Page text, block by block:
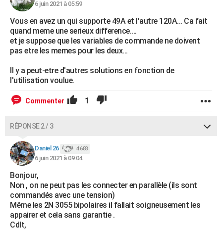
Dictionnaire
Biographies
Citations
Expressions
Proverbes
COPAINS D'AVANT
S'inscrire
Se connecter
Lycées
Collèges
Primaires
Universités
Entreprises
Service militaire
Avis de recherche
AVIS DE DÉCÈS
FORUM
6 juin 2021 à 05:59
Vous en avez un qui supporte 49A et l'autre 120A... Ca fait
quand meme une serieux difference....
et je suppose que les variables de commande ne doivent
pas etre les memes pour les deux...
Il y a peut-etre d'autres solutions en fonction de
l'utilisation voulue.
Commenter 1
RÉPONSE 2 / 3
Daniel 26 4 683
6 juin 2021 à 09:04
Bonjour,
Non , on ne peut pas les connecter en parallèle (ils sont
commandés avec une tension)
Même les 2N 3055 bipolaires il fallait soigneusement les
appairer et cela sans garantie .
Cdlt,